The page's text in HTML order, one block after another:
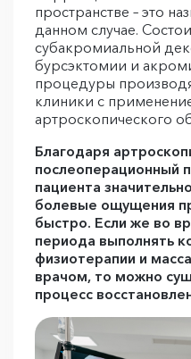
пространстве – это
данном случае.
субакромиальной
бурсэктомии и
процедуры
клиники с
артроскопического
Благодаря
послеоперационный
пациента
болевые ощущения
быстро. Если же во
периода выполнять
физиотерапии и
врачом, то можно
процесс